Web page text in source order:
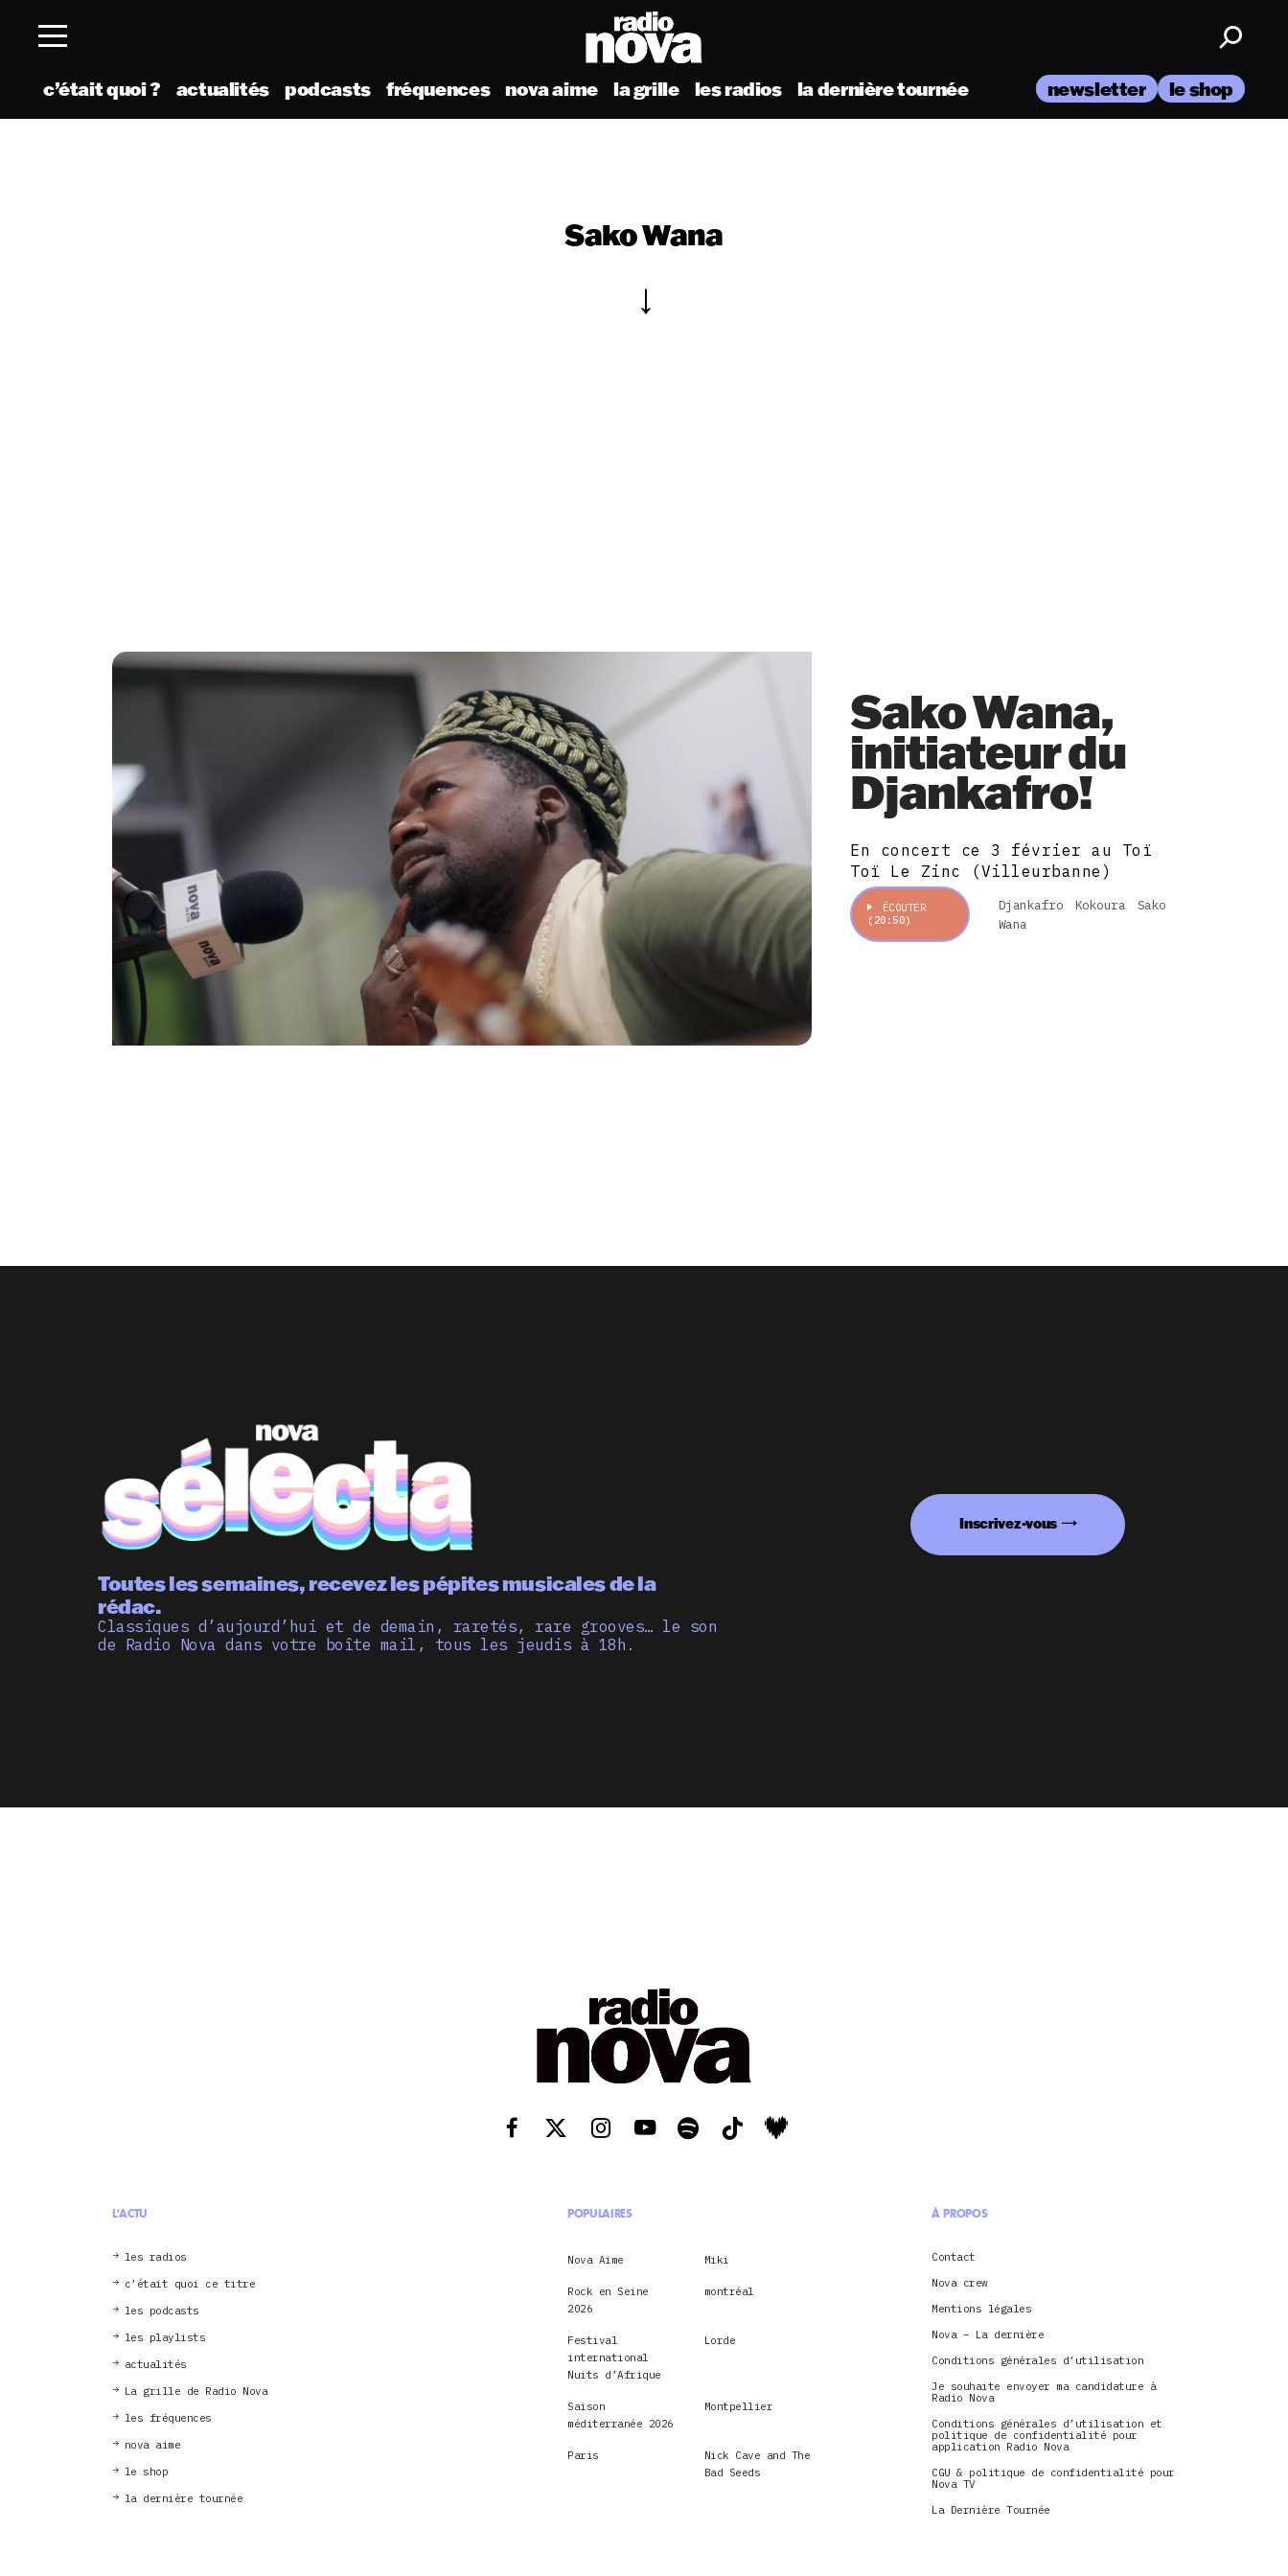
c’était quoi ? actualités podcasts fréquences nova aime la grille les radios la dernière tournée newsletter le shop
Sako Wana
Sako Wana,
initiateur du
Djankafro!
En concert ce 3 février au Toï
Toï Le Zinc (Villeurbanne)
ÉCOUTER
(20:50)
Djankafro Kokoura
Sako
Wana
Toutes les semaines, recevez les pépites musicales de la
rédac.
Classiques d’aujourd’hui et de demain, raretés, rare grooves… le son
de Radio Nova dans votre boîte mail, tous les jeudis à 18h.
Inscrivez-vous
L'ACTU
les radios
c’était quoi ce titre
les podcasts
les playlists
actualités
La grille de Radio Nova
les fréquences
nova aime
le shop
la dernière tournée
POPULAIRES
Nova Aime Miki
Rock en Seine
2026
montréal
Festival
international
Nuits d’Afrique
Lorde
Saison
méditerranée 2026
Montpellier
Paris
Nick Cave and The
Bad Seeds
À PROPOS
Contact
Nova crew
Mentions légales
Nova – La dernière
Conditions générales d’utilisation
Je souhaite envoyer ma candidature à
Radio Nova
Conditions générales d’utilisation et
politique de confidentialité pour
application Radio Nova
CGU & politique de confidentialité pour
Nova TV
La Dernière Tournée